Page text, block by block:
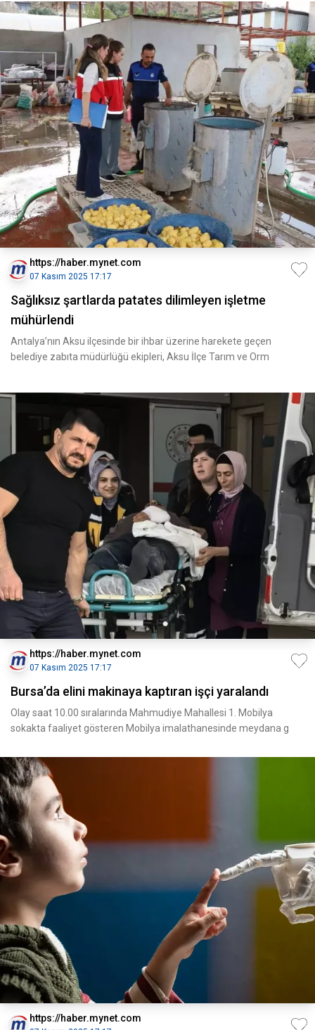
https://haber.mynet.com
07 Kasım 2025 17:17
Sağlıksız şartlarda patates dilimleyen işletme
mühürlendi
Antalya’nın Aksu ilçesinde bir ihbar üzerine harekete geçen
belediye zabıta müdürlüğü ekipleri, Aksu İlçe Tarım ve Orm
https://haber.mynet.com
07 Kasım 2025 17:17
Bursa’da elini makinaya kaptıran işçi yaralandı
Olay saat 10.00 sıralarında Mahmudiye Mahallesi 1. Mobilya
sokakta faaliyet gösteren Mobilya imalathanesinde meydana g
https://haber.mynet.com